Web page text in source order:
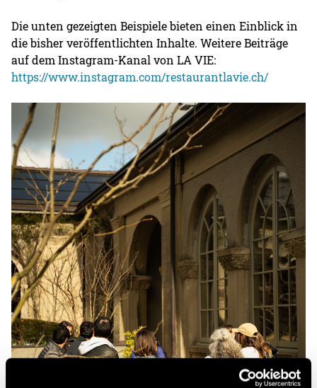
Die unten gezeigten Beispiele bieten einen Einblick in
die bisher veröffentlichten Inhalte. Weitere Beiträge
auf dem Instagram-Kanal von LA VIE:
https://www.instagram.com/restaurantlavie.ch/